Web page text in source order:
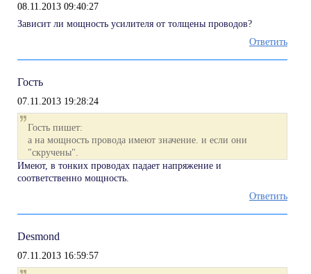
08.11.2013 09:40:27
Зависит ли мощность усилителя от толщены проводов?
Ответить
Гость
07.11.2013 19:28:24
Гость пишет:
а на мощность провода имеют значение. и если они
"скручены".
Имеют, в тонких проводах падает напряжение и
соответственно мощность.
Ответить
Desmond
07.11.2013 16:59:57